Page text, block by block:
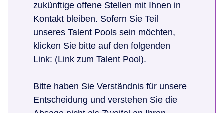
zukünftige offene Stellen mit Ihnen in
Kontakt bleiben. Sofern Sie Teil
unseres Talent Pools sein möchten,
klicken Sie bitte auf den folgenden
Link: (Link zum Talent Pool).
Bitte haben Sie Verständnis für unsere
Entscheidung und verstehen Sie die